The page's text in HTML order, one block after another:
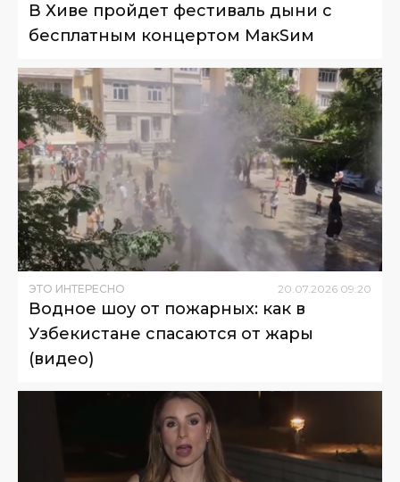
В Хиве пройдет фестиваль дыни с
бесплатным концертом МакSим
ЭТО ИНТЕРЕСНО 20 07 2026 09:20
Водное шоу от пожарных: как в
Узбекистане спасаются от жары
(видео)